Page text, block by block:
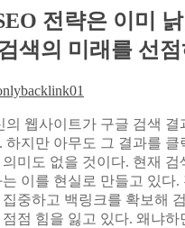
전략은 이미
색의 미래를 선
의 웹사이트가 구글 검색 결
하지만 아무도 그 결과를 클
미도 없을 것이다. 현재
이를 현실로 만들고 있다.
중하고 백링크를 확보해
점 힘을 잃고 있다. 왜냐